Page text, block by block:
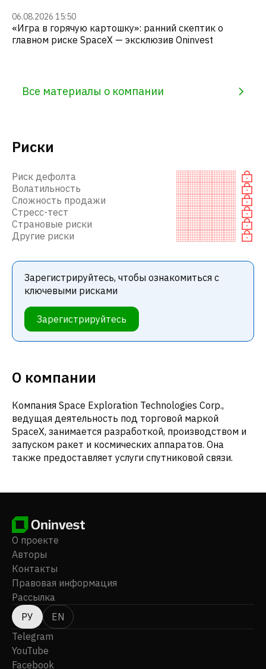
06.08.2026 15:50
«Игра в горячую картошку»: ранний скептик о
главном риске SpaceX — эксклюзив Oninvest
Все материалы о компании
Риски
Риск дефолта
Волатильность
Сложность продажи
Стресс-тест
Страновые риски
Другие риски
Зарегистрируйтесь, чтобы ознакомиться с
ключевыми рисками
Зарегистрируйтесь
О компании
Компания Space Exploration Technologies Corp.,
ведущая деятельность под торговой маркой
SpaceX, занимается разработкой, производством и
запуском ракет и космических аппаратов. Она
также предоставляет услуги спутниковой связи.
О проекте
Авторы
Контакты
Правовая информация
Рассылка
РУ
EN
Telegram
YouTube
Facebook